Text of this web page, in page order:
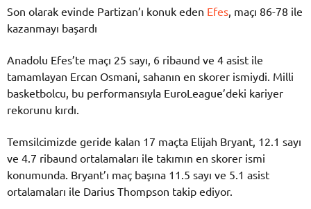
Son olarak evinde Partizan’ı konuk eden Efes , maçı 86-78 ile
kazanmayı başardı
Anadolu Efes’te maçı 25 sayı, 6 ribaund ve 4 asist ile
tamamlayan Ercan Osmani, sahanın en skorer ismiydi. Milli
basketbolcu, bu performansıyla EuroLeague’deki kariyer
rekorunu kırdı.
Temsilcimizde geride kalan 17 maçta Elijah Bryant, 12.1 sayı
ve 4.7 ribaund ortalamaları ile takımın en skorer ismi
konumunda. Bryant’ı maç başına 11.5 sayı ve 5.1 asist
ortalamaları ile Darius Thompson takip ediyor.